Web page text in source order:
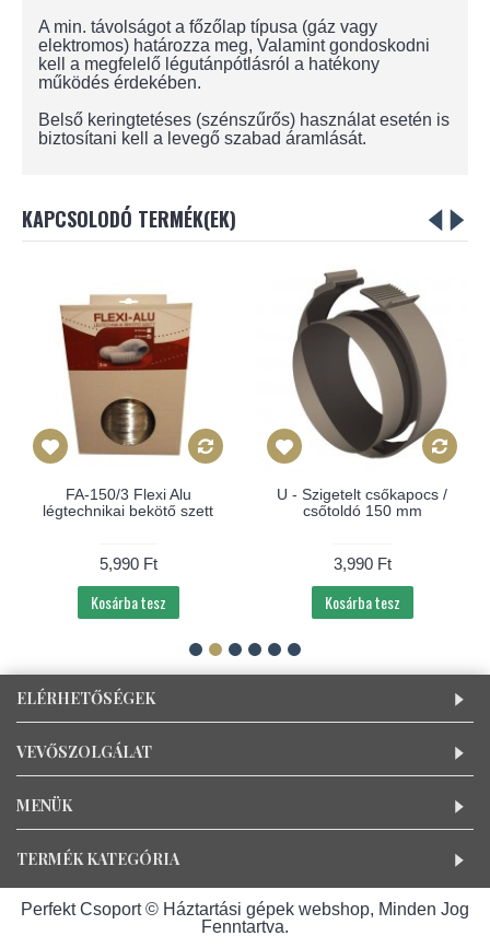
A min. távolságot a főzőlap típusa (gáz vagy
elektromos) határozza meg, Valamint gondoskodni
kell a megfelelő légutánpótlásról a hatékony
működés érdekében.
Belső keringtetéses (szénszűrős) használat esetén is
biztosítani kell a levegő szabad áramlását.
KAPCSOLODÓ TERMÉK(EK)
FA-150/3 Flexi Alu
légtechnikai bekötő szett
5,990 Ft
Kosárba tesz
U - Szigetelt csőkapocs /
csőtoldó 150 mm
3,990 Ft
Kosárba tesz
ELÉRHETŐSÉGEK
VEVŐSZOLGÁLAT
MENÜK
TERMÉK KATEGÓRIA
Perfekt Csoport © Háztartási gépek webshop, Minden Jog
Fenntartva.